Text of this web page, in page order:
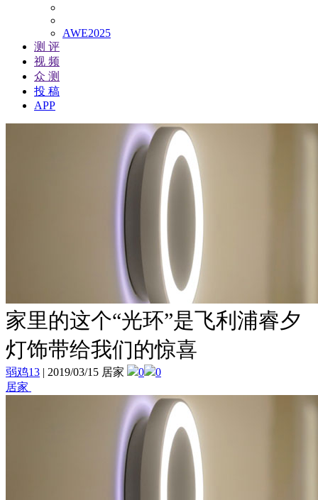
AWE2025
测 评
视 频
众 测
投 稿
APP
家里的这个“光环”是飞利浦睿夕
灯饰带给我们的惊喜
弱鸡13 | 2019/03/15 居家 0
0
居家